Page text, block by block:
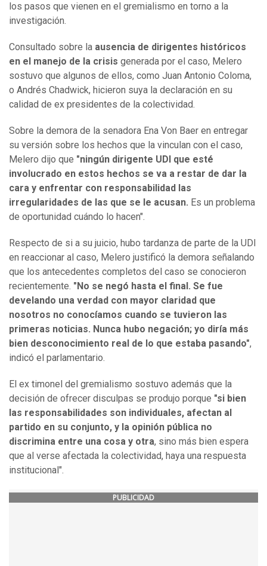
los pasos que vienen en el gremialismo en torno a la
investigación.
Consultado sobre la ausencia de dirigentes históricos
en el manejo de la crisis generada por el caso, Melero
sostuvo que algunos de ellos, como Juan Antonio Coloma,
o Andrés Chadwick, hicieron suya la declaración en su
calidad de ex presidentes de la colectividad.
Sobre la demora de la senadora Ena Von Baer en entregar
su versión sobre los hechos que la vinculan con el caso,
Melero dijo que "ningún dirigente UDI que esté
involucrado en estos hechos se va a restar de dar la
cara y enfrentar con responsabilidad las
irregularidades de las que se le acusan. Es un problema
de oportunidad cuándo lo hacen".
Respecto de si a su juicio, hubo tardanza de parte de la UDI
en reaccionar al caso, Melero justificó la demora señalando
que los antecedentes completos del caso se conocieron
recientemente. "No se negó hasta el final. Se fue
develando una verdad con mayor claridad que
nosotros no conocíamos cuando se tuvieron las
primeras noticias. Nunca hubo negación; yo diría más
bien desconocimiento real de lo que estaba pasando",
indicó el parlamentario.
El ex timonel del gremialismo sostuvo además que la
decisión de ofrecer disculpas se produjo porque "si bien
las responsabilidades son individuales, afectan al
partido en su conjunto, y la opinión pública no
discrimina entre una cosa y otra, sino más bien espera
que al verse afectada la colectividad, haya una respuesta
institucional".
PUBLICIDAD